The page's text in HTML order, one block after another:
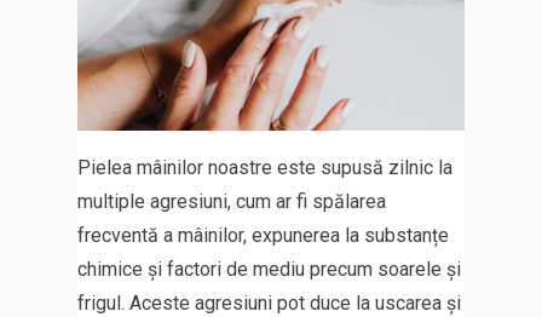
Pielea mâinilor noastre este supusă zilnic la
multiple agresiuni, cum ar fi spălarea
frecventă a mâinilor, expunerea la substanțe
chimice și factori de mediu precum soarele și
frigul. Aceste agresiuni pot duce la uscarea și